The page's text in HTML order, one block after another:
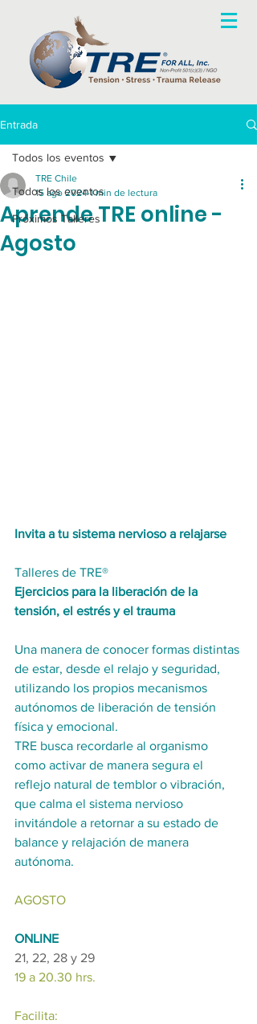
Entrada
Todos los eventos
Próximos Talleres
Todos los eventos
Aprende TRE online -
Agosto
TRE Chile
15 ago 2024 1 min de lectura
Invita a tu sistema nervioso a relajarse
Talleres de TRE®
Ejercicios para la liberación de la
tensión, el estrés y el trauma
Una manera de conocer formas distintas
de estar, desde el relajo y seguridad,
utilizando los propios mecanismos
autónomos de liberación de tensión
física y emocional.
TRE busca recordarle al organismo
como activar de manera segura el
reflejo natural de temblor o vibración,
que calma el sistema nervioso
invitándole a retornar a su estado de
balance y relajación de manera
autónoma.
AGOSTO
ONLINE
21, 22, 28 y 29
19 a 20.30 hrs.
Facilita: